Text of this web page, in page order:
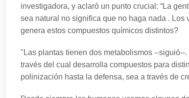
investigadora, y aclaró un punto crucial: “La
sea natural no significa que no haga nada .
genera estos compuestos químicos distintos?
"Las plantas tienen dos metabolismos --
través del cual desarrolla compuestos para
polinización hasta la defensa, sea a través de